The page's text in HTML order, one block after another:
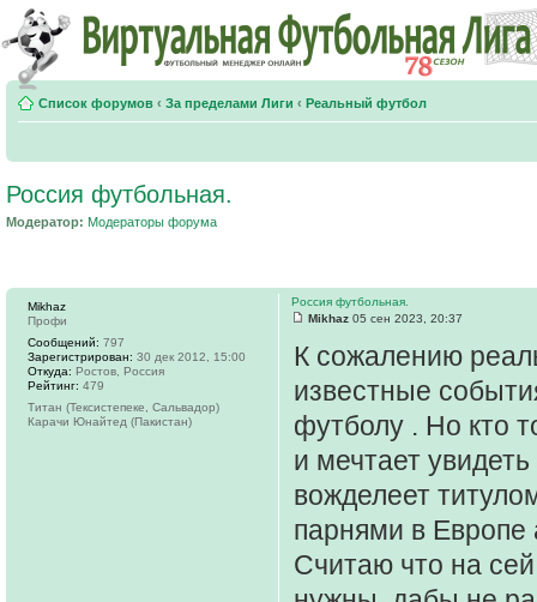
Список форумов ‹ За пределами Лиги ‹ Реальный футбол
Россия футбольная.
Модератор: Модераторы форума
Россия футбольная.
Mikhaz 05 сен 2023, 20:37
К сожалению
известные
футболу . Но кто
и мечтает
вожделеет
парнями в Европе
Считаю что на
Mikhaz
Профи
Сообщений: 797
Зарегистрирован: 30 дек 2012, 15:00
Откуда: Ростов, Россия
Рейтинг: 479
Титан (Тексистепеке, Сальвадор)
Карачи Юнайтед (Пакистан)